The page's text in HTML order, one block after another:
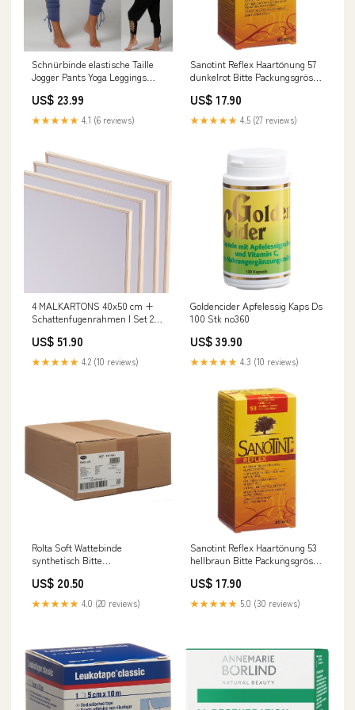
Schnürbinde elastische Taille
Jogger Pants Yoga Leggings
US$ 23.99
★★★★★ 4.1 (6 reviews)
Sanotint Reflex Haartönung 57
dunkelrot Bitte Packungsgrösse
Haartönung 57 dunkelrot
US$ 17.90
★★★★★ 4.5 (27 reviews)
4 MALKARTONS 40x50 cm +
Schattenfugenrahmen | Set 2er;
US$ 51.90
★★★★★ 4.2 (10 reviews)
Goldencider Apfelessig Kaps Ds
100 Stk no360
US$ 39.90
★★★★★ 4.3 (10 reviews)
Rolta Soft Wattebinde
synthetisch Bitte
auswählen::Rolta Soft
Wattebinde 10cmx3m
synthetisch 30 Stk
US$ 20.50
★★★★★ 4.0 (20 reviews)
Sanotint Reflex Haartönung 53
hellbraun Bitte Packungsgrösse
Haartönung 53 hellbraun
US$ 17.90
★★★★★ 5.0 (30 reviews)